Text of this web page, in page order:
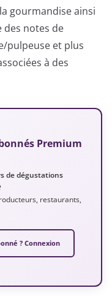
gourmandise ainsi
des notes de
pulpeuse et plus
à des
Premium
de dégustations
restaurants,
? Connexion